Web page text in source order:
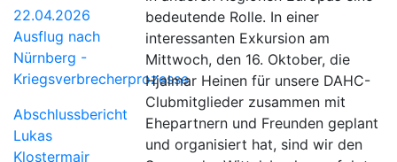
22.04.2026
Ausflug nach
Nürnberg -
Kriegsverbrecherprozesse
Abschlussbericht
Lukas
Klostermair
bedeutende Rolle. In einer
interessanten Exkursion am
Mittwoch, den 16. Oktober, die
Hjalmar Heinen für unsere DAHC-
Clubmitglieder zusammen mit
Ehepartnern und Freunden geplant
und organisiert hat, sind wir den